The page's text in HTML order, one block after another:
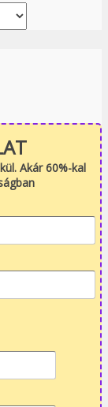
Akár 60%-kal